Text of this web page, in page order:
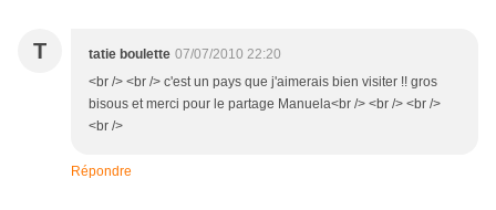
T tatie boulette 07/07/2010 22:20
<br /> <br /> c'est un pays que j'aimerais bien visiter !! gros
bisous et merci pour le partage Manuela<br /> <br /> <br />
<br />
Répondre